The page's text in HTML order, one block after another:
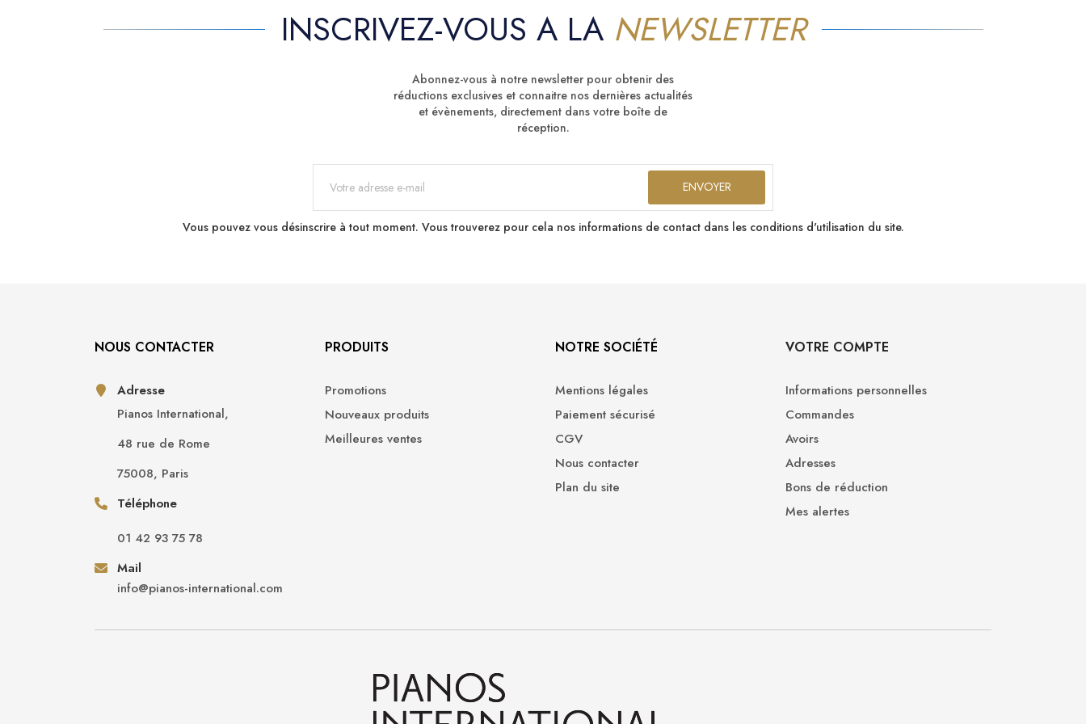
INSCRIVEZ-VOUS A LA NEWSLETTER
Abonnez-vous à notre newsletter pour obtenir des
réductions exclusives et connaitre nos dernières actualités
et évènements, directement dans votre boîte de
réception.
Vous pouvez vous désinscrire à tout moment. Vous trouverez pour cela nos informations de contact dans les conditions d'utilisation du site.
NOUS CONTACTER
Adresse
Pianos International,
48 rue de Rome
75008, Paris
Téléphone
01 42 93 75 78
Mail
info@pianos-international.com
PRODUITS
Promotions
Nouveaux produits
Meilleures ventes
NOTRE SOCIÉTÉ
Mentions légales
Paiement sécurisé
CGV
Nous contacter
Plan du site
VOTRE COMPTE
Informations personnelles
Commandes
Avoirs
Adresses
Bons de réduction
Mes alertes